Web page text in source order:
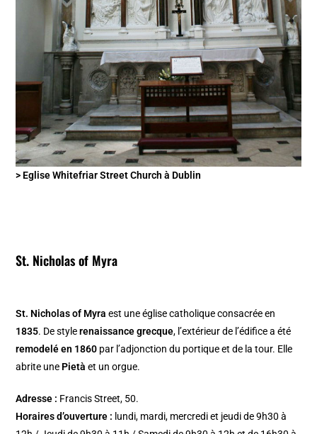
> Eglise Whitefriar Street Church à Dublin
St. Nicholas of Myra
St. Nicholas of Myra est une église catholique consacrée en
1835. De stylerenaissance grecque, l’extérieur de l’édifice a été
remodelé en 1860 par l’adjonction du portique et de la tour. Elle
abrite une Pietà et un orgue.
Adresse : Francis Street, 50.
Horaires d’ouverture : lundi, mardi, mercredi et jeudi de 9h30 à